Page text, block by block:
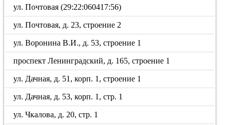
ул. Почтовая (29:22:060417:56)
ул. Почтовая, д. 23, строение 2
ул. Воронина В.И., д. 53, строение 1
проспект Ленинградский, д. 165, строение 1
ул. Дачная, д. 51, корп. 1, строение 1
ул. Дачная, д. 53, корп. 1, стр. 1
ул. Чкалова, д. 20, стр. 1